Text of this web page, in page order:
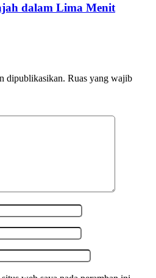
dalam Lima Menit
dipublikasikan. Ruas yang wajib